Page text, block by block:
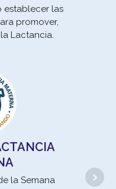
establecer las
promover,
Lactancia.
la Semana